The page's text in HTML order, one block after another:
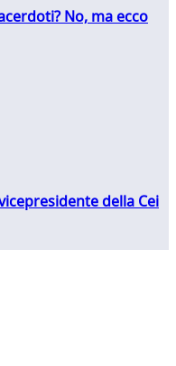
No, ma ecco
della Cei